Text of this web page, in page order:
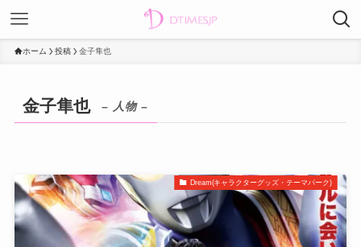
ホーム 投稿 金子隼也
金子隼也 – 人物 –
Dream(キャラクターグッズ・テーマパーク)